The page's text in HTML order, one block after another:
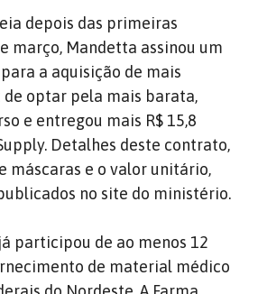
depois das primeiras
março, Mandetta assinou um
a aquisição de mais
de optar pela mais barata,
e entregou mais R$ 15,8
Detalhes deste contrato,
máscaras e o valor unitário,
no site do ministério.
participou de ao menos 12
de material médico